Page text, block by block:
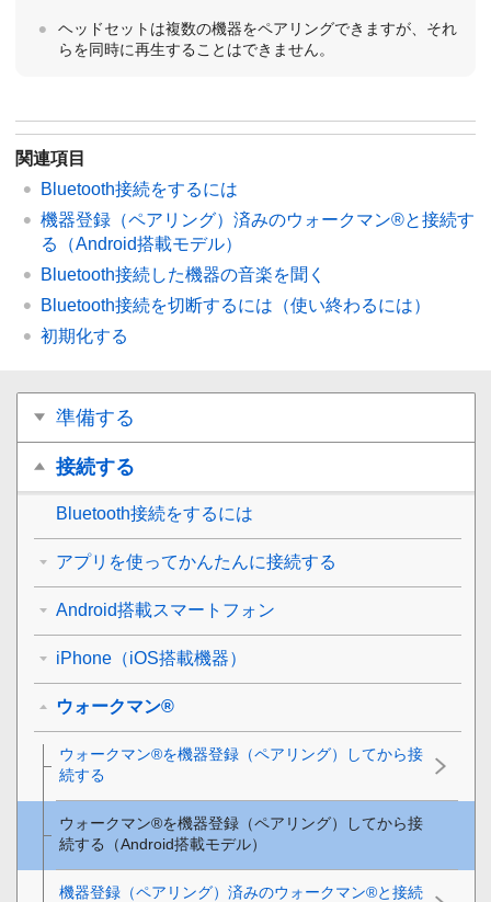
ヘッドセットは複数の機器をペアリングできますが、それ
らを同時に再生することはできません。
関連項目
Bluetooth接続をするには
機器登録（ペアリング）済みのウォークマン®と接続す
る（Android搭載モデル）
Bluetooth接続した機器の音楽を聞く
Bluetooth接続を切断するには（使い終わるには）
初期化する
準備する
接続する
Bluetooth接続をするには
アプリを使ってかんたんに接続する
Android搭載スマートフォン
iPhone（iOS搭載機器）
ウォークマン®
ウォークマン®を機器登録（ペアリング）してから接
続する
ウォークマン®を機器登録（ペアリング）してから接
続する（Android搭載モデル）
機器登録（ペアリング）済みのウォークマン®と接続